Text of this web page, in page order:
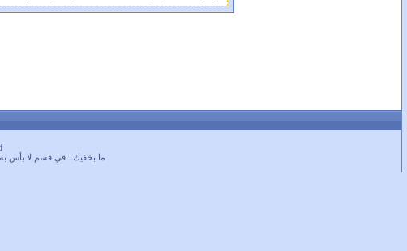
ما بخفيك.. في قسم لا بأس